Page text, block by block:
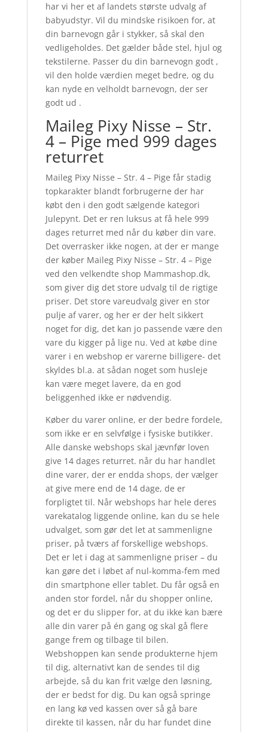
har vi her et af landets største udvalg af
babyudstyr. Vil du mindske risikoen for, at
din barnevogn går i stykker, så skal den
vedligeholdes. Det gælder både stel, hjul og
tekstilerne. Passer du din barnevogn godt ,
vil den holde værdien meget bedre, og du
kan nyde en velholdt barnevogn, der ser
godt ud .
Maileg Pixy Nisse – Str.
4 – Pige med 999 dages
returret
Maileg Pixy Nisse – Str. 4 – Pige får stadig
topkarakter blandt forbrugerne der har
købt den i den godt sælgende kategori
Julepynt. Det er ren luksus at få hele 999
dages returret med når du køber din vare.
Det overrasker ikke nogen, at der er mange
der køber Maileg Pixy Nisse – Str. 4 – Pige
ved den velkendte shop Mammashop.dk,
som giver dig det store udvalg til de rigtige
priser. Det store vareudvalg giver en stor
pulje af varer, og her er der helt sikkert
noget for dig, det kan jo passende være den
vare du kigger på lige nu. Ved at købe dine
varer i en webshop er varerne billigere- det
skyldes bl.a. at sådan noget som husleje
kan være meget lavere, da en god
beliggenhed ikke er nødvendig.
Køber du varer online, er der bedre fordele,
som ikke er en selvfølge i fysiske butikker.
Alle danske webshops skal jævnfør loven
give 14 dages returret. når du har handlet
dine varer, der er endda shops, der vælger
at give mere end de 14 dage, de er
forpligtet til. Når webshops har hele deres
varekatalog liggende online, kan du se hele
udvalget, som gør det let at sammenligne
priser, på tværs af forskellige webshops.
Det er let i dag at sammenligne priser – du
kan gøre det i løbet af nul-komma-fem med
din smartphone eller tablet. Du får også en
anden stor fordel, når du shopper online,
og det er du slipper for, at du ikke kan bære
alle din varer på én gang og skal gå flere
gange frem og tilbage til bilen.
Webshoppen kan sende produkterne hjem
til dig, alternativt kan de sendes til dig
arbejde, så du kan frit vælge den løsning,
der er bedst for dig. Du kan også springe
en lang kø ved kassen over så gå bare
direkte til kassen, når du har fundet dine